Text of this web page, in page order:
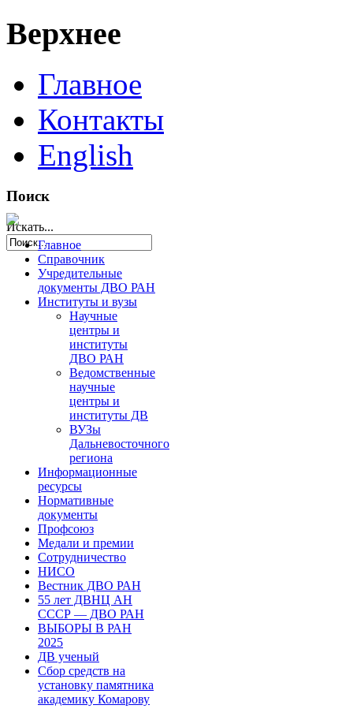
Верхнее
Главное
Контакты
English
Поиск
Искать...
Главное
Справочник
Учредительные
документы ДВО РАН
Институты и вузы
Научные
центры и
институты
ДВО РАН
Ведомственные
научные
центры и
институты ДВ
ВУЗы
Дальневосточного
региона
Информационные
ресурсы
Нормативные
документы
Профсоюз
Медали и премии
Сотрудничество
НИСО
Вестник ДВО РАН
55 лет ДВНЦ АН
СССР — ДВО РАН
ВЫБОРЫ В РАН
2025
ДВ ученый
Сбор средств на
установку памятника
академику Комарову